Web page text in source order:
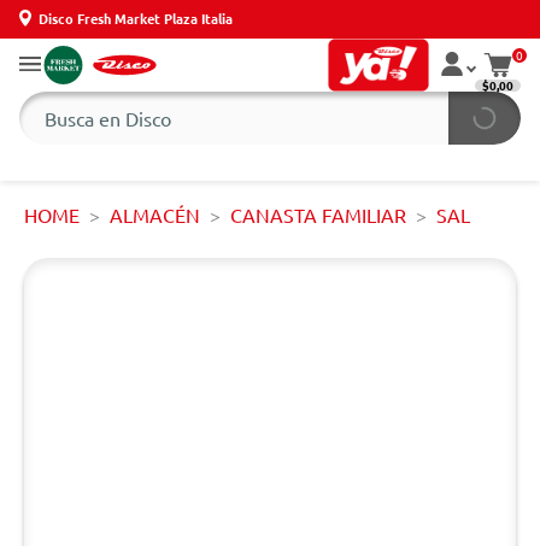
Disco Fresh Market Plaza Italia
0
$0,00
HOME ALMACÉN CANASTA FAMILIAR SAL